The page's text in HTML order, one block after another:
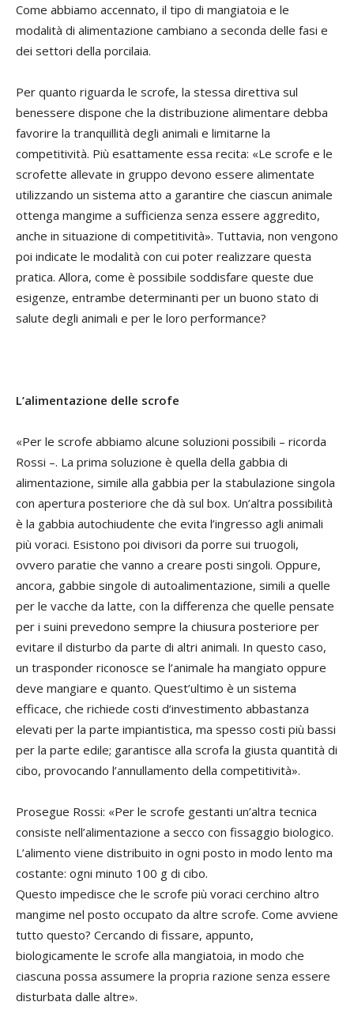
Come abbiamo accennato, il tipo di mangiatoia e le
modalità di alimentazione cambiano a seconda delle fasi e
dei settori della porcilaia.
Per quanto riguarda le scrofe, la stessa direttiva sul
benessere dispone che la distribuzione alimentare debba
favorire la tranquillità degli animali e limitarne la
competitività. Più esattamente essa recita: «Le scrofe e le
scrofette allevate in gruppo devono essere alimentate
utilizzando un sistema atto a garantire che ciascun animale
ottenga mangime a sufficienza senza essere aggredito,
anche in situazione di competitività». Tuttavia, non vengono
poi indicate le modalità con cui poter realizzare questa
pratica. Allora, come è possibile soddisfare queste due
esigenze, entrambe determinanti per un buono stato di
salute degli animali e per le loro performance?
L’alimentazione delle scrofe
«Per le scrofe abbiamo alcune soluzioni possibili – ricorda
Rossi –. La prima soluzione è quella della gabbia di
alimentazione, simile alla gabbia per la stabulazione singola
con apertura posteriore che dà sul box. Un’altra possibilità
è la gabbia autochiudente che evita l’ingresso agli animali
più voraci. Esistono poi divisori da porre sui truogoli,
ovvero paratie che vanno a creare posti singoli. Oppure,
ancora, gabbie singole di autoalimentazione, simili a quelle
per le vacche da latte, con la differenza che quelle pensate
per i suini prevedono sempre la chiusura posteriore per
evitare il disturbo da parte di altri animali. In questo caso,
un trasponder riconosce se l’animale ha mangiato oppure
deve mangiare e quanto. Quest’ultimo è un sistema
efficace, che richiede costi d’investimento abbastanza
elevati per la parte impiantistica, ma spesso costi più bassi
per la parte edile; garantisce alla scrofa la giusta quantità di
cibo, provocando l’annullamento della competitività».
Prosegue Rossi: «Per le scrofe gestanti un’altra tecnica
consiste nell’alimentazione a secco con fissaggio biologico.
L’alimento viene distribuito in ogni posto in modo lento ma
costante: ogni minuto 100 g di cibo.
Questo impedisce che le scrofe più voraci cerchino altro
mangime nel posto occupato da altre scrofe. Come avviene
tutto questo? Cercando di fissare, appunto,
biologicamente le scrofe alla mangiatoia, in modo che
ciascuna possa assumere la propria razione senza essere
disturbata dalle altre».